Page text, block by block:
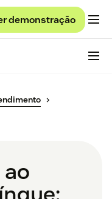
demonstração